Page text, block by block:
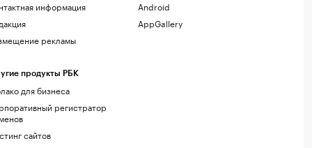
информация
рекламы
продукты РБК
для бизнеса
регистратор
сайтов
Android
AppGallery